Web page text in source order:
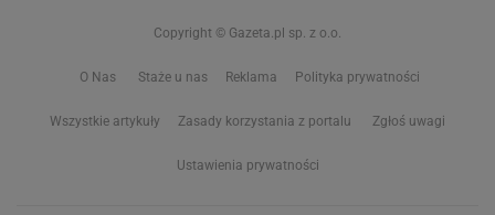
Copyright © Gazeta.pl sp. z o.o.
O Nas Staże u nas Reklama Polityka prywatności
Wszystkie artykuły Zasady korzystania z portalu Zgłoś uwagi
Ustawienia prywatności